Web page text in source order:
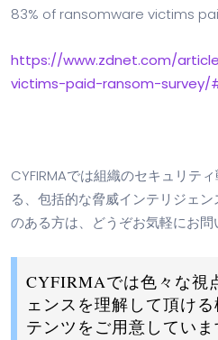
83% of ransomware victims
https://www.zdnet.com/
victims-paid-ransom-survey/
CYFIRMAでは組織のセキュリテ
る、包括的な脅威インテリジェ
のある方は、どうぞお気軽にお問
CYFIRMAでは色々な視
ェンスを理解して頂け
テンツをご用意していま